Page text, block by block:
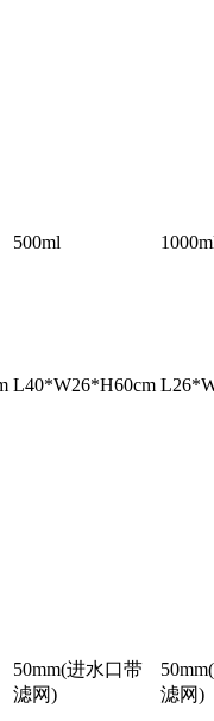
500ml
L40*W26*H60cm
50mm(进水口带
滤网)
滤网)